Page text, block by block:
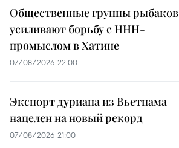
Общественные группы рыбаков
усиливают борьбу с ННН-
промыслом в Хатине
07/08/2026 22:00
Экспорт дуриана из Вьетнама
нацелен на новый рекорд
07/08/2026 21:00